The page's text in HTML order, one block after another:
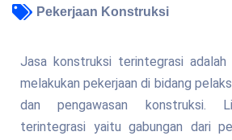
Pekerjaan Konstruksi
Jasa konstruksi terintegrasi adalah
melakukan pekerjaan di bidang
dan pengawasan konstruksi.
terintegrasi yaitu gabungan dari